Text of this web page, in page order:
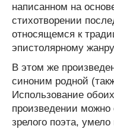
написанном на
стихотворении
относящемся к
эпистолярному
В этом же
синоним родной
Использование
произведении можно
зрелого поэта,